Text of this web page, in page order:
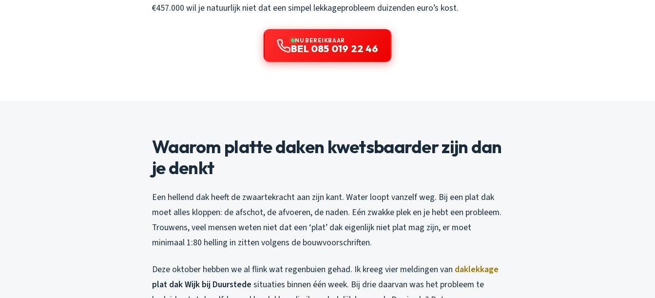
€457.000 wil je natuurlijk niet dat een simpel lekkageprobleem duizenden euro’s kost.
NU BEREIKBAAR
BEL 085 019 22 46
Waarom platte daken kwetsbaarder zijn dan
je denkt
Een hellend dak heeft de zwaartekracht aan zijn kant. Water loopt vanzelf weg. Bij een plat dak
moet alles kloppen: de afschot, de afvoeren, de naden. Eén zwakke plek en je hebt een probleem.
Trouwens, veel mensen weten niet dat een ‘plat’ dak eigenlijk niet plat mag zijn, er moet
minimaal 1:80 helling in zitten volgens de bouwvoorschriften.
Deze oktober hebben we al flink wat regenbuien gehad. Ik kreeg vier meldingen van daklekkage
plat dak Wijk bij Duurstede situaties binnen één week. Bij drie daarvan was het probleem te